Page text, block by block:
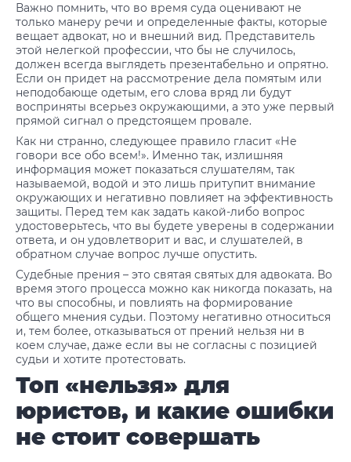
Важно помнить, что во время суда оценивают не
только манеру речи и определенные факты, которые
вещает адвокат, но и внешний вид. Представитель
этой нелегкой профессии, что бы не случилось,
должен всегда выглядеть презентабельно и опрятно.
Если он придет на рассмотрение дела помятым или
неподобающе одетым, его слова вряд ли будут
восприняты всерьез окружающими, а это уже первый
прямой сигнал о предстоящем провале.
Как ни странно, следующее правило гласит «Не
говори все обо всем!». Именно так, излишняя
информация может показаться слушателям, так
называемой, водой и это лишь притупит внимание
окружающих и негативно повлияет на эффективность
защиты. Перед тем как задать какой-либо вопрос
удостоверьтесь, что вы будете уверены в содержании
ответа, и он удовлетворит и вас, и слушателей, в
обратном случае вопрос лучше опустить.
Судебные прения – это святая святых для адвоката. Во
время этого процесса можно как никогда показать, на
что вы способны, и повлиять на формирование
общего мнения судьи. Поэтому негативно относиться
и, тем более, отказываться от прений нельзя ни в
коем случае, даже если вы не согласны с позицией
судьи и хотите протестовать.
Топ «нельзя» для
юристов, и какие ошибки
не стоит совершать